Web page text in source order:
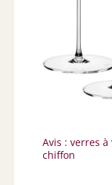
Avis : verres
chiffon